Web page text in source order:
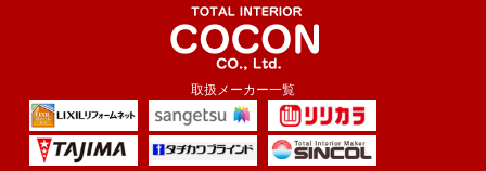
取扱メーカー一覧